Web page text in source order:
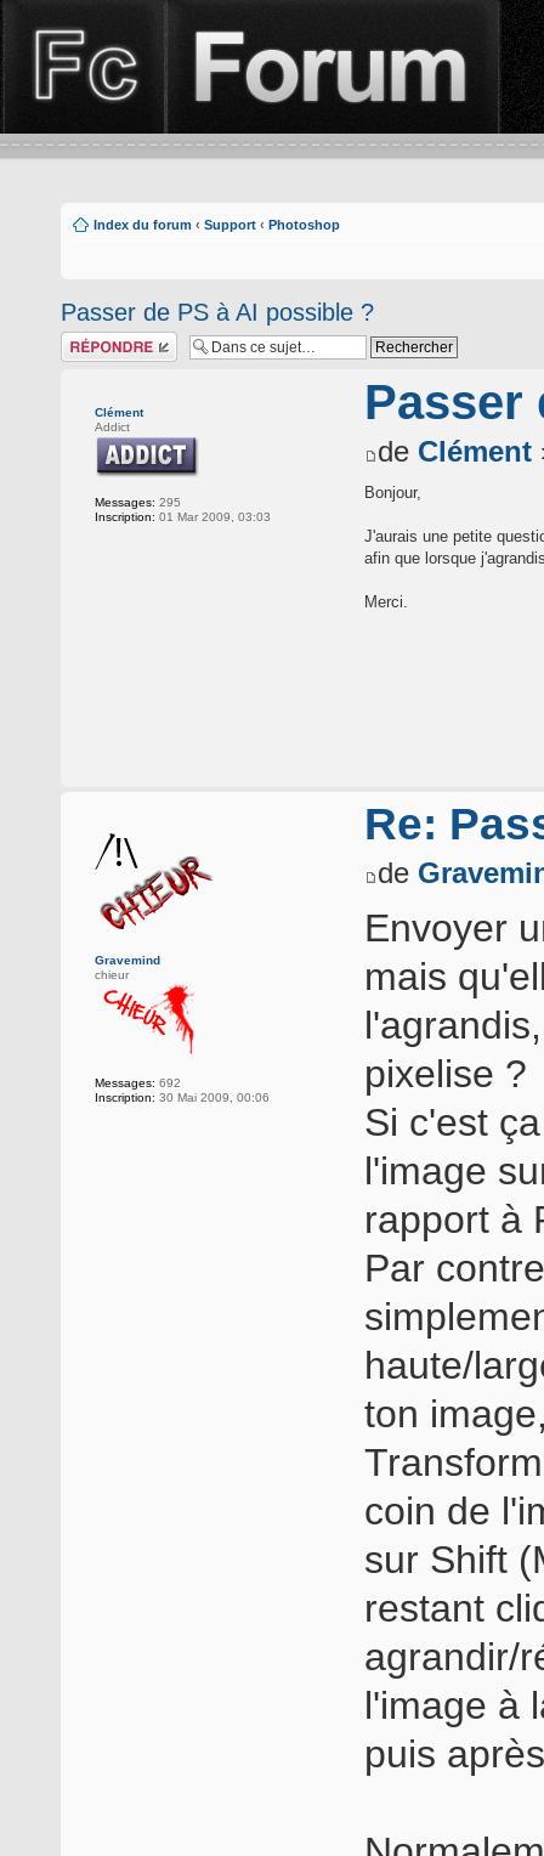
Index du forum ‹ Support ‹ Photoshop
Passer de PS à AI possible ?
Répondre
Clément
Addict
Messages: 295
Inscription: 01 Mar 2009, 03:03
Passer
de Clément
Bonjour,
J'aurais une petite
afin que lorsque
Merci.
Gravemind
chieur
Messages: 692
Inscription: 30 Mai 2009, 00:06
Re:
de
Envoyer
mais
pixelise ?
Si c'est
l'image
rapport à
Par
haute/
ton
coin de
sur Shift
restant
agrandir/
l'image à
puis